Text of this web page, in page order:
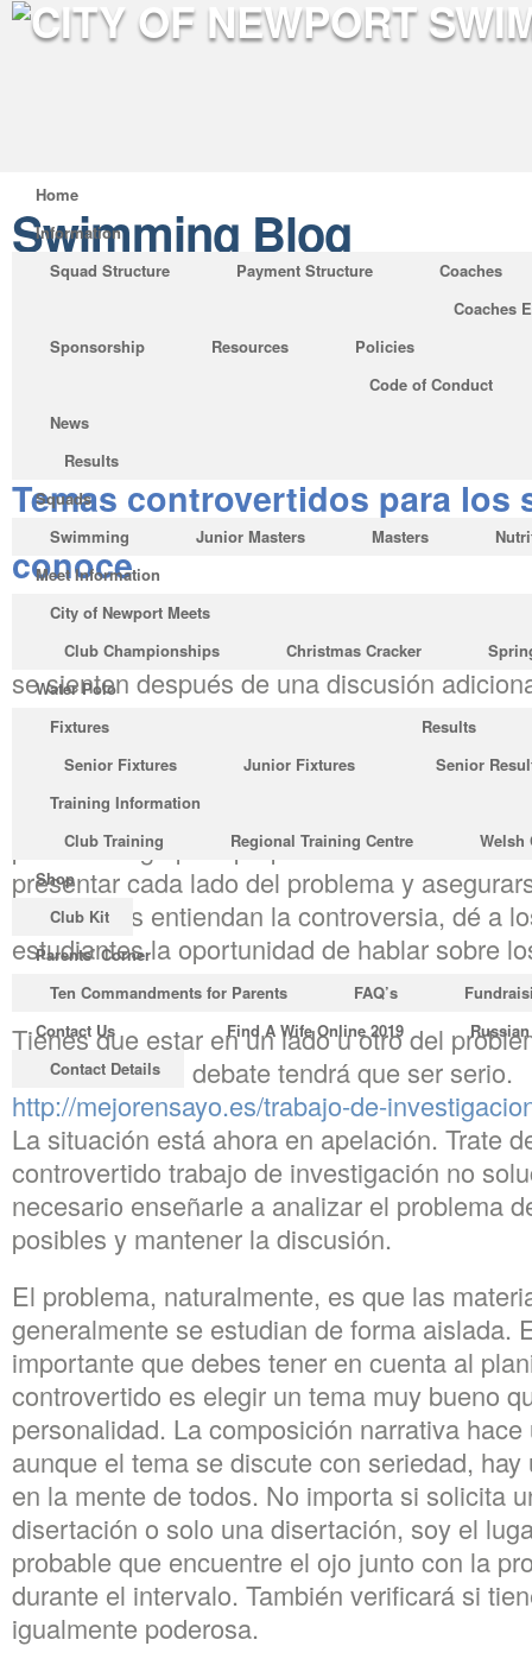
Home
Information
Squad Structure
Payment Structure
Coaches
Coaches
Sponsorship
Resources
Policies
Code of Conduct
News
Results
Squads
Swimming
Junior Masters Masters
Meet Information
City of Newport Meets
Club Championships
Christmas Cracker
Water Polo
Fixtures
Senior Fixtures
Junior Fixtures
Results
Senior
Training Information
Club Training
Regional Training Centre
Welsh
Shop
Club Kit
Parents’ Corner
Ten Commandments for Parents
FAQ’s
Contact Us
Contact Details
Find A Wife Online 2019
Swimming Blog
Averigüe quién está
polémicos para un trabajo
y por qué necesita estar
Posted by on May 27, 2019 in
Temas controvertidos para los
documento de investigación
conoce
El objetivo de enseñar un tema
estudiantes a una opinión u otra, pero
se sienten después de una discusión
debates, también puede desarrollar sus
crear argumentos equilibrados e
razonamiento. Antes de comenzar,
pueden surgir para preparar a los
presentar cada lado del problema y
estudiantes entiendan la controversia, dé a
estudiantes la oportunidad de hablar sobre
presenta cada lado.
Tienes que estar en un lado u otro del
prepare para el debate tendrá que ser serio.
http://mejorensayo.es/trabajo-de-
La situación está ahora en apelación. Trate
controvertido trabajo de investigación no
necesario enseñarle a analizar el problema
posibles y mantener la discusión.
El problema, naturalmente, es que las
generalmente se estudian de forma aislada.
importante que debes tener en cuenta al
controvertido es elegir un tema muy bueno
personalidad. La composición narrativa
aunque el tema se discute con seriedad,
en la mente de todos. No importa si solicita
disertación o solo una disertación, soy el
probable que encuentre el ojo junto con la
durante el intervalo. También verificará si
igualmente poderosa.